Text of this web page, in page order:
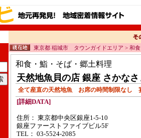
東京都 稲城市 タウンガイドエリア > 和
和食・鮨・そば・郷土料理
天然地魚貝の店 銀座 さかなさ
全て産直の天然地魚 お席の時間制限なし
[詳細DATA]
住所： 東京都中央区銀座1-5-10
銀座ファーストファイブビル5F
TEL： 03-5524-2085